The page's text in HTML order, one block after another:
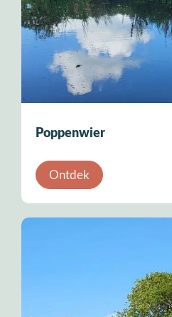
Poppenwier
Ontdek